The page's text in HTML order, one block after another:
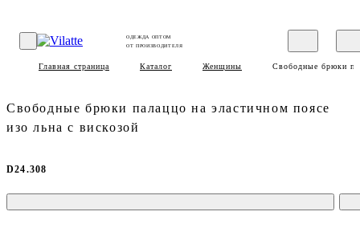
ОДЕЖДА ОПТОМ
ОТ ПРОИЗВОДИТЕЛЯ
Главная страница Каталог Женщины Свободные брюки
Свободные брюки палаццо на эластичном поясе
изо льна с вискозой
D24.308